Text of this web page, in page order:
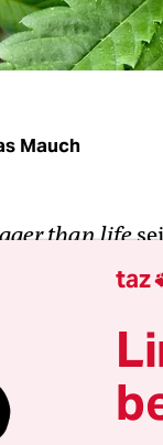
Mauch
than life
zu
mit der
Newman
taz